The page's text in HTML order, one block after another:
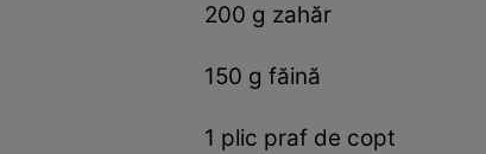
200 g zahăr
150 g făină
1 plic praf de copt